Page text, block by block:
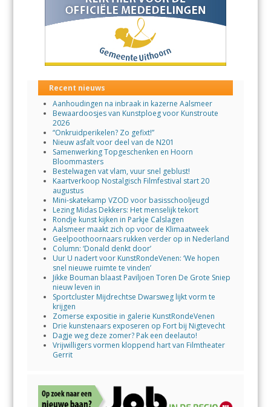
Recent nieuws
Aanhoudingen na inbraak in kazerne Aalsmeer
Bewaardoosjes van Kunstploeg voor Kunstroute
2026
“Onkruidperikelen? Zo gefixt!”
Nieuw asfalt voor deel van de N201
Samenwerking Topgeschenken en Hoorn
Bloommasters
Bestelwagen vat vlam, vuur snel geblust!
Kaartverkoop Nostalgisch Filmfestival start 20
augustus
Mini-skatekamp VZOD voor basisschooljeugd
Lezing Midas Dekkers: Het menselijk tekort
Rondje kunst kijken in Parkje Calslagen
Aalsmeer maakt zich op voor de Klimaatweek
Geelpoothoornaars rukken verder op in Nederland
Column: ‘Donald denkt door’
Uur U nadert voor KunstRondeVenen: ‘We hopen
snel nieuwe ruimte te vinden’
Jikke Bouman blaast Paviljoen Toren De Grote Sniep
nieuw leven in
Sportcluster Mijdrechtse Dwarsweg lijkt vorm te
krijgen
Zomerse expositie in galerie KunstRondeVenen
Drie kunstenaars exposeren op Fort bij Nigtevecht
Dagje weg deze zomer? Pak een deelauto!
Vrijwilligers vormen kloppend hart van Filmtheater
Gerrit